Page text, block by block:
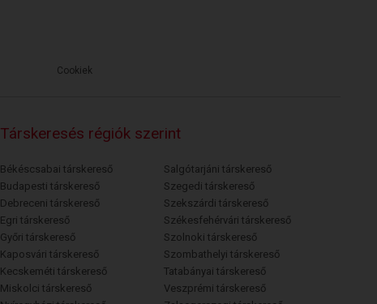
Cookiek
Társkeresés régiók szerint
Békéscsabai társkereső
Budapesti társkereső
Debreceni társkereső
Egri társkereső
Győri társkereső
Kaposvári társkereső
Kecskeméti társkereső
Miskolci társkereső
Salgótarjáni társkereső
Szegedi társkereső
Szekszárdi társkereső
Székesfehérvári társkereső
Szolnoki társkereső
Szombathelyi társkereső
Tatabányai társkereső
Veszprémi társkereső